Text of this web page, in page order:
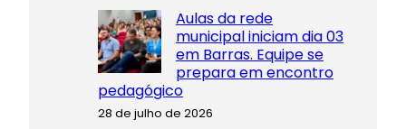
Aulas da rede
municipal iniciam dia 03
em Barras. Equipe se
prepara em encontro
pedagógico
28 de julho de 2026